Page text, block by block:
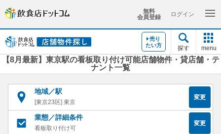
無料
会員登録
ログイン
売り
たい方
探す menu
【8月最新】東京駅の看板取り付け可能店舗物件・貸店舗・テ
ナント一覧
地域／駅
[東京23区] 東京
変更
業態／詳細条件
看板取り付け可
変更